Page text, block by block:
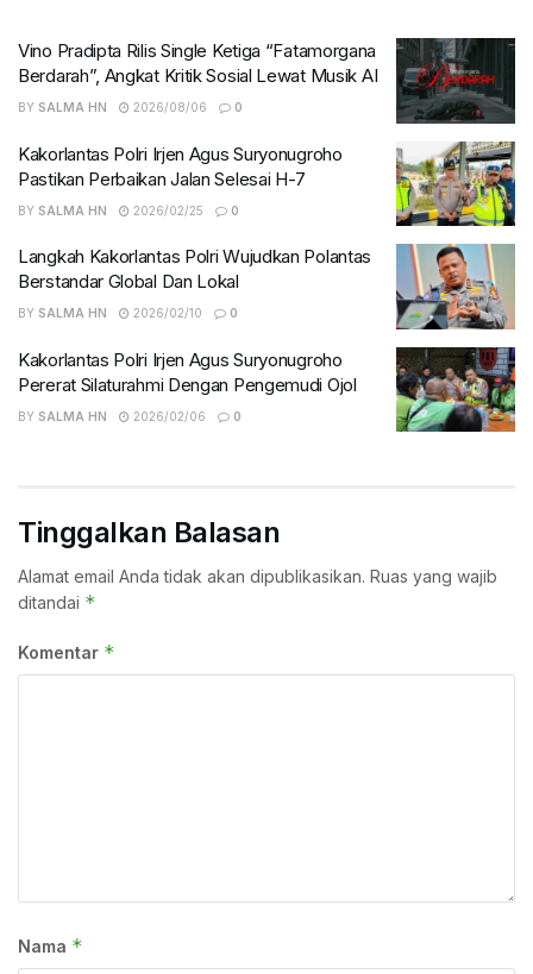
Vino Pradipta Rilis Single Ketiga “Fatamorgana
Berdarah”, Angkat Kritik Sosial Lewat Musik AI
BY SALMA HN 2026/08/06 0
Kakorlantas Polri Irjen Agus Suryonugroho
Pastikan Perbaikan Jalan Selesai H-7
BY SALMA HN 2026/02/25 0
Langkah Kakorlantas Polri Wujudkan Polantas
Berstandar Global Dan Lokal
BY SALMA HN 2026/02/10 0
Kakorlantas Polri Irjen Agus Suryonugroho
Pererat Silaturahmi Dengan Pengemudi Ojol
BY SALMA HN 2026/02/06 0
Tinggalkan Balasan
Alamat email Anda tidak akan dipublikasikan. Ruas yang wajib
ditandai *
Komentar *
Nama *